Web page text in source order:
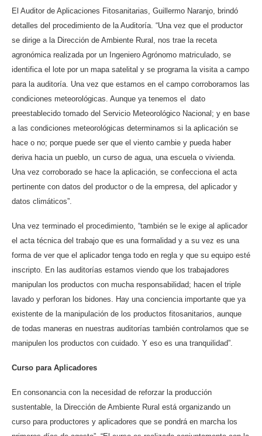
El Auditor de Aplicaciones Fitosanitarias, Guillermo Naranjo, brindó
detalles del procedimiento de la Auditoría. “Una vez que el productor
se dirige a la Dirección de Ambiente Rural, nos trae la receta
agronómica realizada por un Ingeniero Agrónomo matriculado, se
identifica el lote por un mapa satelital y se programa la visita a campo
para la auditoría. Una vez que estamos en el campo corroboramos las
condiciones meteorológicas. Aunque ya tenemos el dato
preestablecido tomado del Servicio Meteorológico Nacional; y en base
a las condiciones meteorológicas determinamos si la aplicación se
hace o no; porque puede ser que el viento cambie y pueda haber
deriva hacia un pueblo, un curso de agua, una escuela o vivienda.
Una vez corroborado se hace la aplicación, se confecciona el acta
pertinente con datos del productor o de la empresa, del aplicador y
datos climáticos”.
Una vez terminado el procedimiento, “también se le exige al aplicador
el acta técnica del trabajo que es una formalidad y a su vez es una
forma de ver que el aplicador tenga todo en regla y que su equipo esté
inscripto. En las auditorías estamos viendo que los trabajadores
manipulan los productos con mucha responsabilidad; hacen el triple
lavado y perforan los bidones. Hay una conciencia importante que ya
existente de la manipulación de los productos fitosanitarios, aunque
de todas maneras en nuestras auditorías también controlamos que se
manipulen los productos con cuidado. Y eso es una tranquilidad”.
Curso para Aplicadores
En consonancia con la necesidad de reforzar la producción
sustentable, la Dirección de Ambiente Rural está organizando un
curso para productores y aplicadores que se pondrá en marcha los